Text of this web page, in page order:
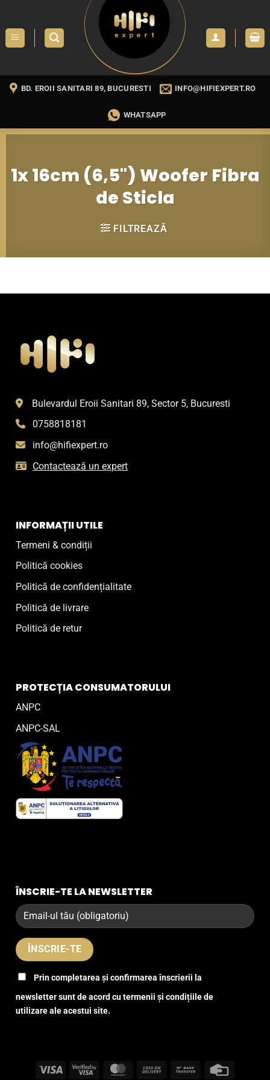
content
BD. EROII SANITARI 89, BUCURESTI INFO@HIFIEXPERT.RO
WHATSAPP
1x 16cm (6,5") Woofer Fibra
de Sticla
FILTREAZĂ
Bulevardul Eroii Sanitari 89, Sector 5, Bucuresti
0758818181
info@hifiexpert.ro
Contactează un expert
INFORMAȚII UTILE
Termeni & condiții
Politică cookies
Politică de confidențialitate
Politică de livrare
Politică de retur
PROTECȚIA CONSUMATORULUI
ANPC
ANPC-SAL
ÎNSCRIE-TE LA NEWSLETTER
Prin completarea și confirmarea înscrierii la
newsletter sunt de acord cu termenii și condițiile de
utilizare ale acestui site.
Visa
Visa
MasterCardCash
Bank